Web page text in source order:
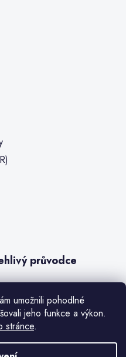
umožnili pohodlné
jeho funkce a výkon.
stránce.
průvodce
neboli papiňáku